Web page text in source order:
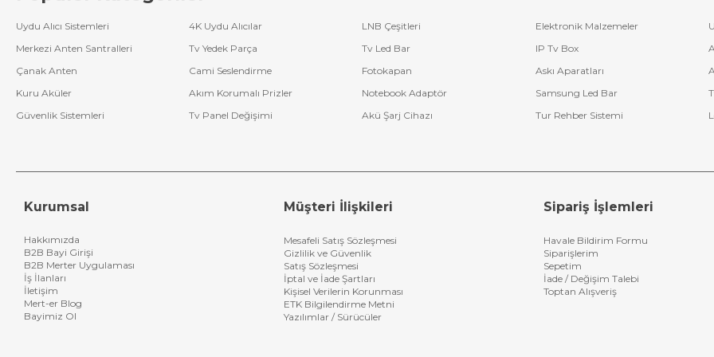
Uydu Alıcı Sistemleri 4K Uydu Alıcılar LNB Çeşitleri Elektronik Malzemeler
Merkezi Anten Santralleri
Tv Yedek Parça Tv Led Bar IP Tv Box
Çanak Anten
Cami Seslendirme Fotokapan Askı Aparatları
Kuru Aküler
Akım Korumalı Prizler Notebook Adaptör Samsung Led Bar
Güvenlik Sistemleri
Tv Panel Değişimi Akü Şarj Cihazı Tur Rehber Sistemi
Kurumsal
Hakkımızda
B2B Bayi Girişi
B2B Merter Uygulaması
İş İlanları
İletişim
Mert-er Blog
Bayimiz Ol
Müşteri İlişkileri
Mesafeli Satış Sözleşmesi
Gizlilik ve Güvenlik
Satış Sözleşmesi
İptal ve İade Şartları
Kişisel Verilerin Korunması
ETK Bilgilendirme Metni
Yazılımlar / Sürücüler
Sipariş İşlemleri
Havale Bildirim Formu
Siparişlerim
Sepetim
İade / Değişim Talebi
Toptan Alışveriş